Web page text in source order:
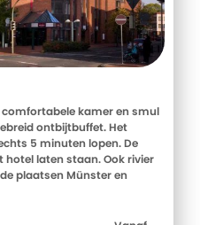
kamer en smul
ontbijtbuffet. Het
5 minuten lopen. De
hotel laten staan. Ook rivier
plaatsen Münster en